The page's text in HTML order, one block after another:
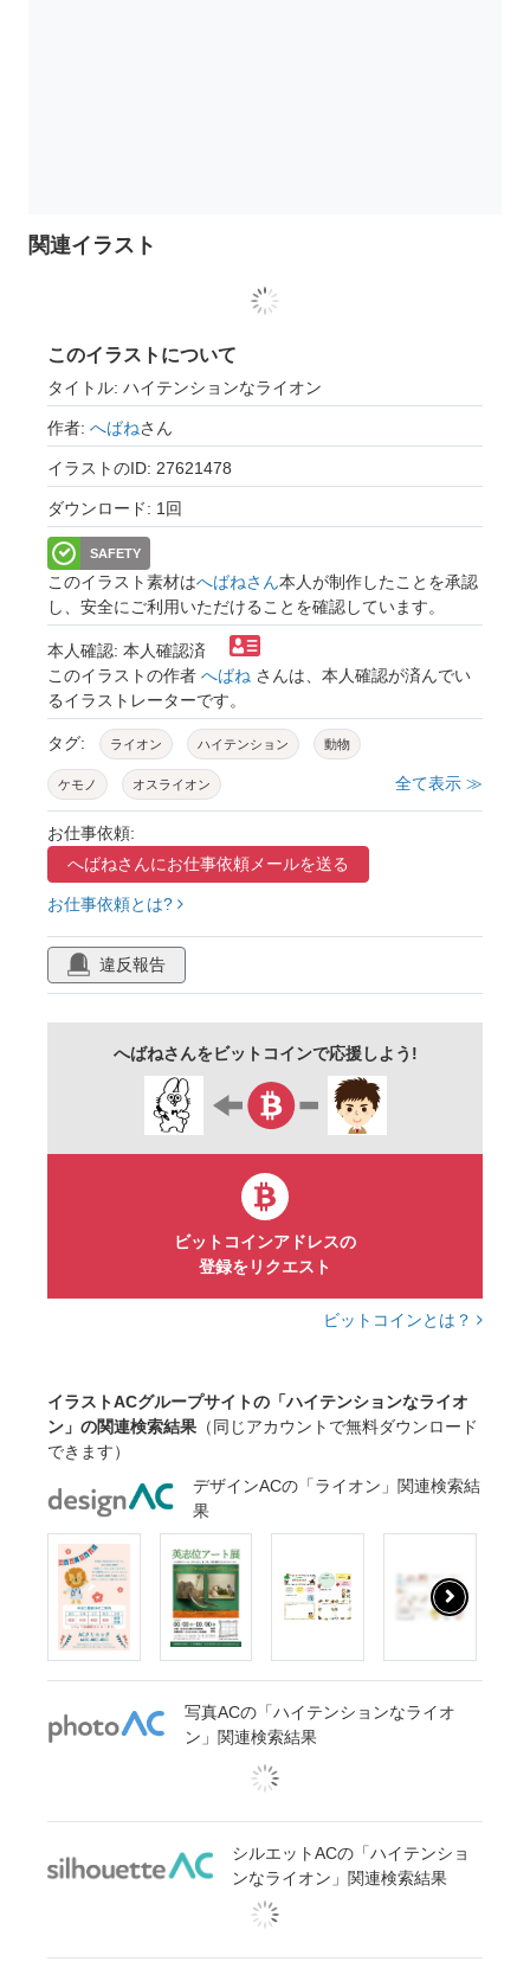
関連イラスト
このイラストについて
タイトル: ハイテンションなライオン
作者: へばねさん
イラストのID: 27621478
ダウンロード: 1回
SAFETY
このイラスト素材はへばねさん本人が制作したことを承認
し、安全にご利用いただけることを確認しています。
本人確認: 本人確認済
このイラストの作者 へばね さんは、本人確認が済んでい
るイラストレーターです。
タグ: ライオン ハイテンション 動物
ケモノ オスライオン 全て表示 ≫
お仕事依頼:
へばねさんにお仕事依頼メールを送る
お仕事依頼とは?
違反報告
へばねさんをビットコインで応援しよう!
ビットコインアドレスの
登録をリクエスト
ビットコインとは？
イラストACグループサイトの「ハイテンションなライオ
ン」の関連検索結果 （同じアカウントで無料ダウンロード
できます）
デザインACの「ライオン」関連検索結
果
写真ACの「ハイテンションなライオ
ン」関連検索結果
シルエットACの「ハイテンショ
ンなライオン」関連検索結果